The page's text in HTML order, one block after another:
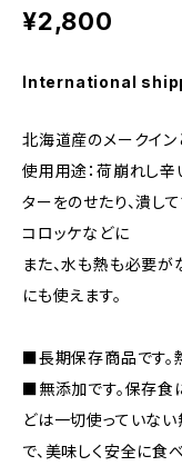
¥2,800
International
北海道産のメークイン
使用用途：荷崩れし辛
ターをのせたり、潰し
コロッケなどに
また、水も熱も必要が
にも使えます。
■長期保存商品です。
■無添加です。保存食
どは一切使っていな
で、美味しく安全に食